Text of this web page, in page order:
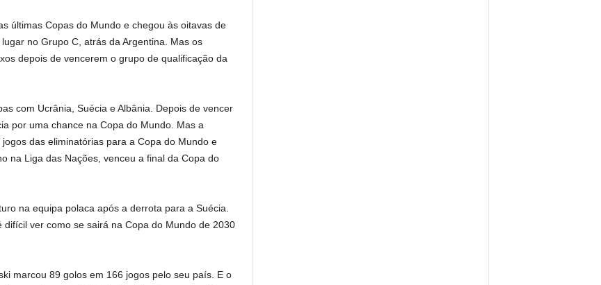
últimas Copas do Mundo e chegou às oitavas de
no Grupo C, atrás da Argentina. Mas os
depois de vencerem o grupo de qualificação da
com Ucrânia, Suécia e Albânia. Depois de vencer
por uma chance na Copa do Mundo. Mas a
das eliminatórias para a Copa do Mundo e
na Liga das Nações, venceu a final da Copa do
na equipa polaca após a derrota para a Suécia.
ver como se sairá na Copa do Mundo de 2030
marcou 89 golos em 166 jogos pelo seu país. E o